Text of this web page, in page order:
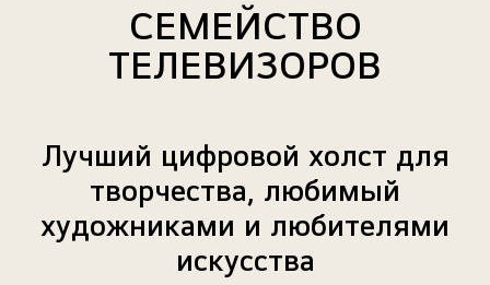
отображает
разрешения.
СЕМЕЙСТВО
ТЕЛЕВИЗОРОВ
Лучший цифровой холст для
творчества, любимый
художниками и любителями
искусства